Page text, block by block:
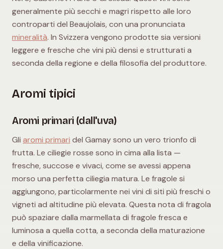
generalmente più secchi e magri rispetto alle loro
controparti del Beaujolais, con una pronunciata
mineralità. In Svizzera vengono prodotte sia versioni
leggere e fresche che vini più densi e strutturati a
seconda della regione e della filosofia del produttore.
Aromi tipici
Aromi primari (dall'uva)
Gli aromi primari del Gamay sono un vero trionfo di
frutta. Le ciliegie rosse sono in cima alla lista —
fresche, succose e vivaci, come se avessi appena
morso una perfetta ciliegia matura. Le fragole si
aggiungono, particolarmente nei vini di siti più freschi o
vigneti ad altitudine più elevata. Questa nota di fragola
può spaziare dalla marmellata di fragole fresca e
luminosa a quella cotta, a seconda della maturazione
e della vinificazione.